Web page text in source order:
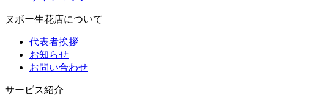
ヌボー生花店について
代表者挨拶
お知らせ
お問い合わせ
サービス紹介